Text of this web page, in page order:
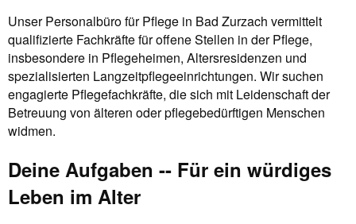
Unser Personalbüro für Pflege in Bad Zurzach vermittelt
qualifizierte Fachkräfte für offene Stellen in der Pflege,
insbesondere in Pflegeheimen, Altersresidenzen und
spezialisierten Langzeitpflegeeinrichtungen. Wir suchen
engagierte Pflegefachkräfte, die sich mit Leidenschaft der
Betreuung von älteren oder pflegebedürftigen Menschen
widmen.
Deine Aufgaben -- Für ein würdiges
Leben im Alter